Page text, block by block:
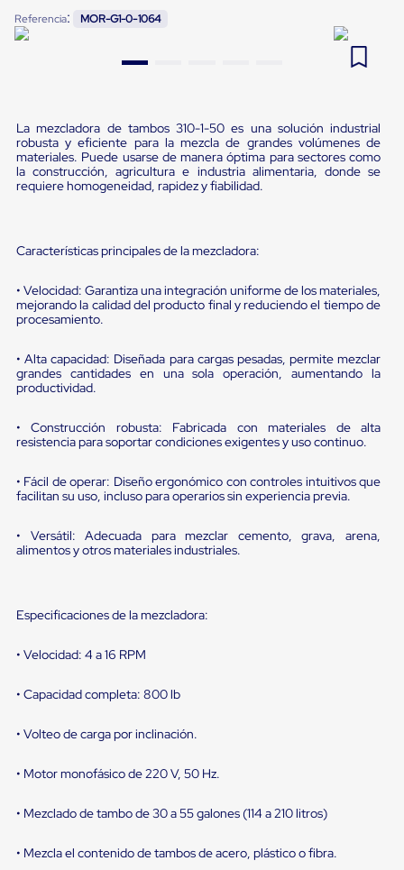
Pestañas
de
Borde
de
andén
Mecánicas
Pestañas
de
andén
Rampas
de
Rampas
de
de
Cargas
Convencionales
para
Puertas
andén
Sellos
Sellos
Retenedores
andén
Retenedores
andén
sistema
de
Referencia: MOR-G1-0-1064
La mezcladora de tambos 310-1-50 es una solución industrial
robusta y eficiente para la mezcla de grandes volúmenes de
materiales. Puede usarse de manera óptima para sectores como
la construcción, agricultura e industria alimentaria, donde se
requiere homogeneidad, rapidez y fiabilidad.
Características principales de la mezcladora:
• Velocidad: Garantiza una integración uniforme de los materiales,
mejorando la calidad del producto final y reduciendo el tiempo de
procesamiento.
• Alta capacidad: Diseñada para cargas pesadas, permite mezclar
grandes cantidades en una sola operación, aumentando la
productividad.
• Construcción robusta: Fabricada con materiales de alta
resistencia para soportar condiciones exigentes y uso continuo.
• Fácil de operar: Diseño ergonómico con controles intuitivos que
facilitan su uso, incluso para operarios sin experiencia previa.
• Versátil: Adecuada para mezclar cemento, grava, arena,
alimentos y otros materiales industriales.
Especificaciones de la mezcladora:
• Velocidad: 4 a 16 RPM
• Capacidad completa: 800 lb
• Volteo de carga por inclinación.
• Motor monofásico de 220 V, 50 Hz.
• Mezclado de tambo de 30 a 55 galones (114 a 210 litros)
• Mezcla el contenido de tambos de acero, plástico o fibra.
9.
flejadora